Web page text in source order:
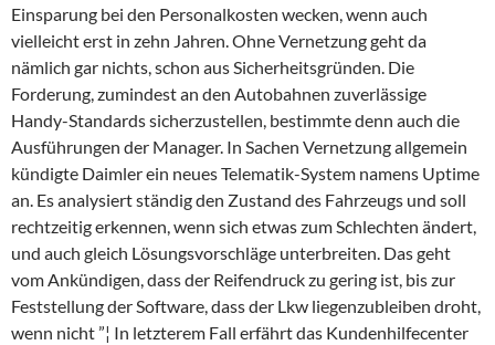
Einsparung bei den Personalkosten wecken, wenn auch
vielleicht erst in zehn Jahren. Ohne Vernetzung geht da
nämlich gar nichts, schon aus Sicherheitsgründen. Die
Forderung, zumindest an den Autobahnen zuverlässige
Handy-Standards sicherzustellen, bestimmte denn auch die
Ausführungen der Manager. In Sachen Vernetzung allgemein
kündigte Daimler ein neues Telematik-System namens Uptime
an. Es analysiert ständig den Zustand des Fahrzeugs und soll
rechtzeitig erkennen, wenn sich etwas zum Schlechten ändert,
und auch gleich Lösungsvorschläge unterbreiten. Das geht
vom Ankündigen, dass der Reifendruck zu gering ist, bis zur
Feststellung der Software, dass der Lkw liegenzubleiben droht,
wenn nicht ”¦ In letzterem Fall erfährt das Kundenhilfecenter